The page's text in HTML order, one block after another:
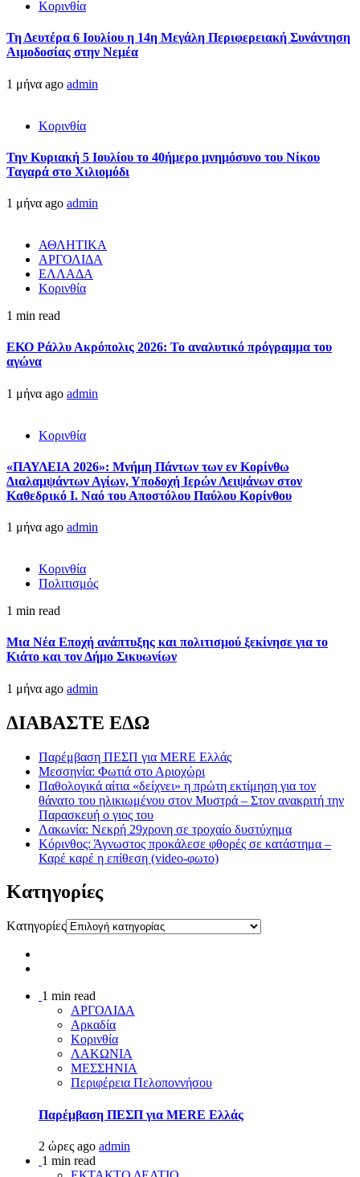
Κορινθία
Τη Δευτέρα 6 Ιουλίου η 14η Μεγάλη Περιφερειακή Συνάντηση
Αιμοδοσίας στην Νεμέα
1 μήνα ago admin
Κορινθία
Την Κυριακή 5 Ιουλίου το 40ήμερο μνημόσυνο του Νίκου
Ταγαρά στο Χιλιομόδι
1 μήνα ago admin
ΑΘΛΗΤΙΚΑ
ΑΡΓΟΛΙΔΑ
ΕΛΛΑΔΑ
Κορινθία
1 min read
ΕΚΟ Ράλλυ Ακρόπολις 2026: Το αναλυτικό πρόγραμμα του
αγώνα
1 μήνα ago admin
Κορινθία
«ΠΑΥΛΕΙΑ 2026»: Μνήμη Πάντων των εν Κορίνθω
Διαλαμψάντων Αγίων, Υποδοχή Ιερών Λειψάνων στον
Καθεδρικό Ι. Ναό του Αποστόλου Παύλου Κορίνθου
1 μήνα ago admin
Κορινθία
Πολιτισμός
1 min read
Μια Νέα Εποχή ανάπτυξης και πολιτισμού ξεκίνησε για το
Κιάτο και τον Δήμο Σικυωνίων
1 μήνα ago admin
ΔΙΑΒΑΣΤΕ ΕΔΩ
Παρέμβαση ΠΕΣΠ για MERE Ελλάς
Μεσσηνία: Φωτιά στο Αριοχώρι
Παθολογικά αίτια «δείχνει» η πρώτη εκτίμηση για τον
θάνατο του ηλικιωμένου στον Μυστρά – Στον ανακριτή την
Παρασκευή ο γιος του
Λακωνία: Νεκρή 29χρονη σε τροχαίο δυστύχημα
Κόρινθος: Άγνωστος προκάλεσε φθορές σε κατάστημα –
Καρέ καρέ η επίθεση (video-φωτο)
Kατηγορίες
Kατηγορίες
1 min read
ΑΡΓΟΛΙΔΑ
Αρκαδία
Κορινθία
ΛΑΚΩΝΙΑ
ΜΕΣΣΗΝΙΑ
Περιφέρεια Πελοποννήσου
Παρέμβαση ΠΕΣΠ για MERE Ελλάς
2 ώρες ago admin
1 min read